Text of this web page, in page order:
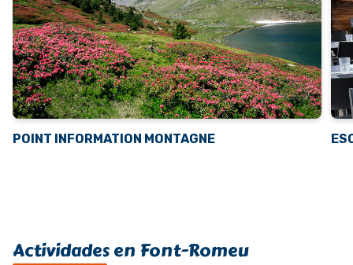
POINT INFORMATION MONTAGNE
Actividades en Font-Romeu